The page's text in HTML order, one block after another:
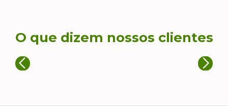
O que dizem nossos clientes